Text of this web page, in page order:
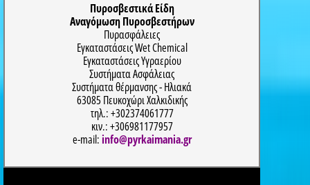
Πυροσβεστικά Είδη
Αναγόμωση Πυροσβεστήρων
Πυρασφάλειες
Εγκαταστάσεις Wet Chemical
Εγκαταστάσεις Υγραερίου
Συστήματα Ασφάλειας
Συστήματα θέρμανσης - Ηλιακά
63085 Πευκοχώρι Χαλκιδικής
τηλ.: +302374061777
κιν.: +306981177957
e-mail:info@pyrkaimania.gr